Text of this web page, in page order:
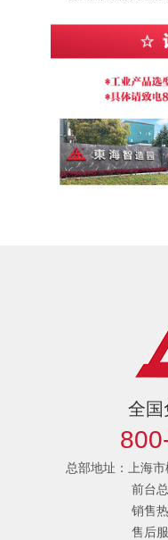
全国
总部地址：上海
前台
销售
售后